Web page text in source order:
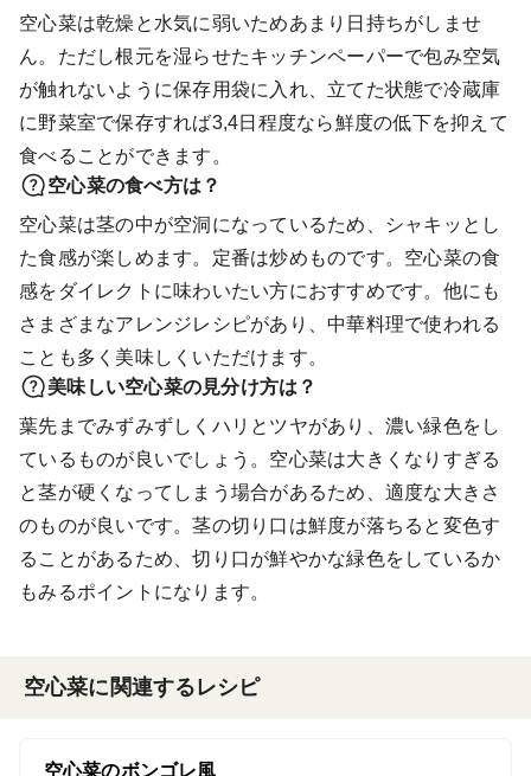
空心菜は乾燥と水気に弱いためあまり日持ちがしませ
ん。ただし根元を湿らせたキッチンペーパーで包み空気
が触れないように保存用袋に入れ、立てた状態で冷蔵庫
に野菜室で保存すれば3,4日程度なら鮮度の低下を抑えて
食べることができます。
空心菜の食べ方は？
空心菜は茎の中が空洞になっているため、シャキッとし
た食感が楽しめます。定番は炒めものです。空心菜の食
感をダイレクトに味わいたい方におすすめです。他にも
さまざまなアレンジレシピがあり、中華料理で使われる
ことも多く美味しくいただけます。
美味しい空心菜の見分け方は？
葉先までみずみずしくハリとツヤがあり、濃い緑色をし
ているものが良いでしょう。空心菜は大きくなりすぎる
と茎が硬くなってしまう場合があるため、適度な大きさ
のものが良いです。茎の切り口は鮮度が落ちると変色す
ることがあるため、切り口が鮮やかな緑色をしているか
もみるポイントになります。
空心菜に関連するレシピ
空心菜のボンゴレ風